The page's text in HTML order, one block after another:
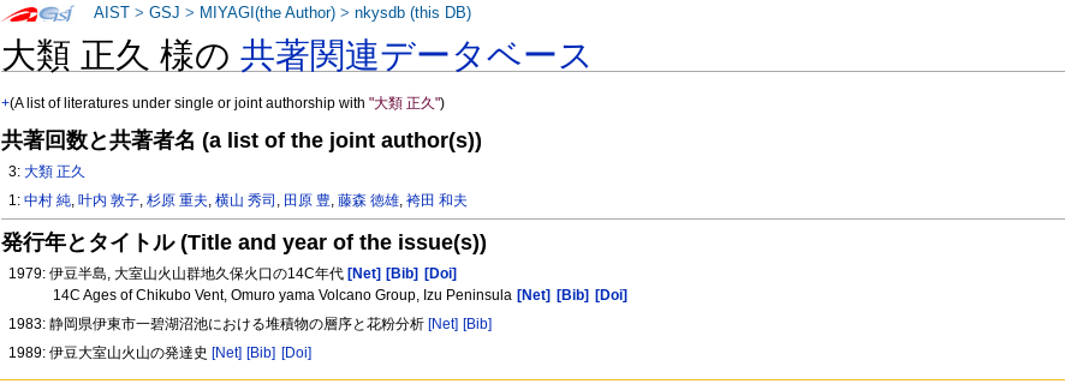
大類 正久 様の共著関連データベース
+(A list of literatures under single or joint authorship with"大類 正久")
共著回数と共著者名 (a list of the joint author(s))
3:大類 正久
1:中村 純,叶内 敦子,杉原 重夫,横山 秀司 , 田原 豊,藤森 徳雄,袴田 和夫
発行年とタイトル (Title and year of the issue(s))
1979: 伊豆半島, 大室山火山群地久保火口の14C年代 [Net] [Bib]
[Doi]
14C Ages of Chikubo Vent, Omuro yama Volcano Group, Izu Peninsula [Net] [Bib]
[Doi]
1983: 静岡県伊東市一碧湖沼池における堆積物の層序と花粉分析 [Net] [Bib]
1989: 伊豆大室山火山の発達史 [Net] [Bib] [Doi]
AIST >GSJ > MIYAGI(the Author) >nkysdb (this DB)